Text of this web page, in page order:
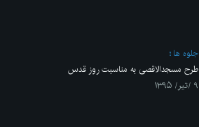
جلوه ها
طرح مسجدالاقصی به مناسبت روز قدس
۹ /تیر/ ۱۳۹۵